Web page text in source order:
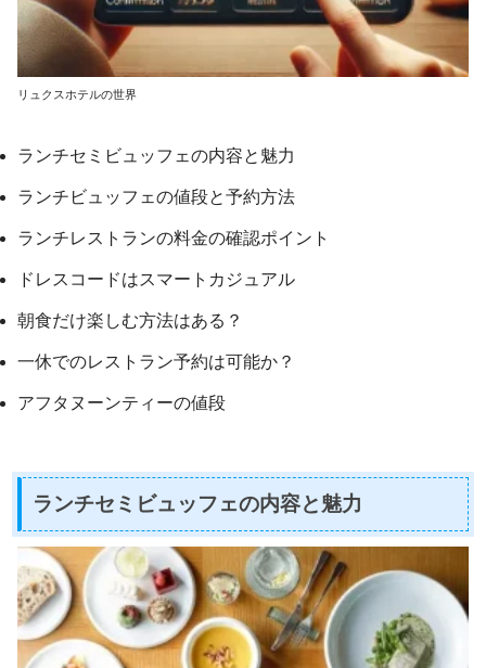
リュクスホテルの世界
ランチセミビュッフェの内容と魅力
ランチビュッフェの値段と予約方法
ランチレストランの料金の確認ポイント
ドレスコードはスマートカジュアル
朝食だけ楽しむ方法はある？
一休でのレストラン予約は可能か？
アフタヌーンティーの値段
ランチセミビュッフェの内容と魅力